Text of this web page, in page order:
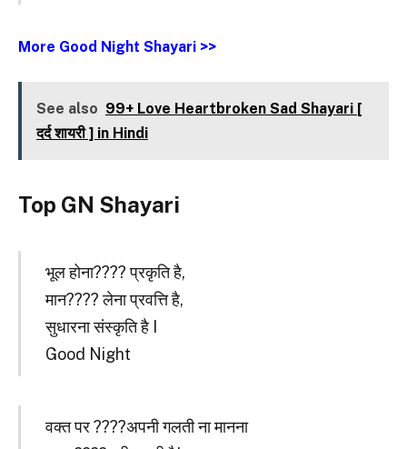
More Good Night Shayari >>
See also 99+ Love Heartbroken Sad Shayari [
दर्द शायरी ] in Hindi
Top GN Shayari
भूल होना???? प्रकृति है,
मान???? लेना प्रवत्ति है,
सुधारना संस्कृति है I
Good Night
वक्त पर ????अपनी गलती ना मानना